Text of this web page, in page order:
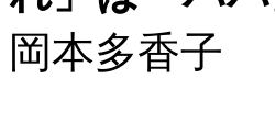
岡本多香子